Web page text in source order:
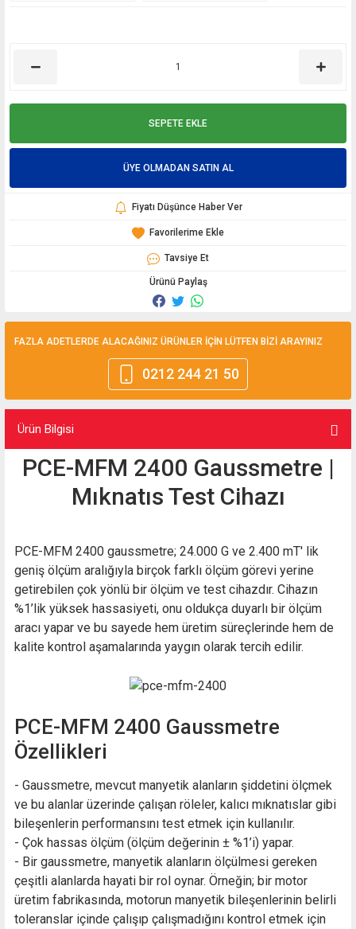
SEPETE EKLE
ÜYE OLMADAN SATIN AL
Fiyatı Düşünce Haber Ver
Tavsiye Et
Ürünü Paylaş
FAZLA ADETLERDE ALACAĞINIZ ÜRÜNLER İÇİN LÜTFEN BİZİ ARAYINIZ
0212 244 21 50
Ürün Bilgisi
PCE-MFM 2400 Gaussmetre |
Mıknatıs Test Cihazı
PCE-MFM 2400 gaussmetre; 24.000 G ve 2.400 mT' lik
geniş ölçüm aralığıyla birçok farklı ölçüm görevi yerine
getirebilen çok yönlü bir ölçüm ve test cihazdır. Cihazın
%1’lik yüksek hassasiyeti, onu oldukça duyarlı bir ölçüm
aracı yapar ve bu sayede hem üretim süreçlerinde hem de
kalite kontrol aşamalarında yaygın olarak tercih edilir.
PCE-MFM 2400 Gaussmetre
Özellikleri
- Gaussmetre, mevcut manyetik alanların şiddetini ölçmek
ve bu alanlar üzerinde çalışan röleler, kalıcı mıknatıslar gibi
bileşenlerin performansını test etmek için kullanılır.
- Çok hassas ölçüm (ölçüm değerinin ± %1’i) yapar.
- Bir gaussmetre, manyetik alanların ölçülmesi gereken
çeşitli alanlarda hayati bir rol oynar. Örneğin; bir motor
üretim fabrikasında, motorun manyetik bileşenlerinin belirli
toleranslar içinde çalışıp çalışmadığını kontrol etmek için